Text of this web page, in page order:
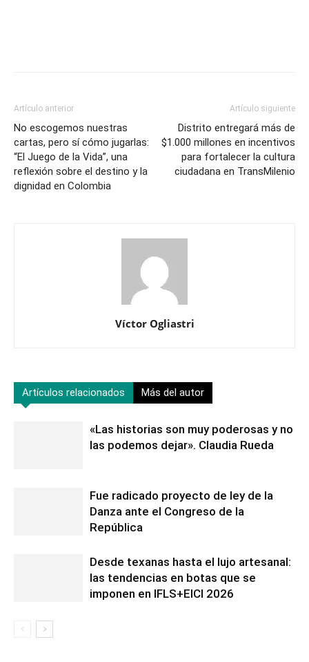
Artículo anterior
No escogemos nuestras
cartas, pero sí cómo jugarlas:
“El Juego de la Vida”, una
reflexión sobre el destino y la
dignidad en Colombia
Artículo siguiente
Distrito entregará más de
$1.000 millones en incentivos
para fortalecer la cultura
ciudadana en TransMilenio
Víctor Ogliastri
Artículos relacionados Más del autor
«Las historias son muy poderosas y no
las podemos dejar». Claudia Rueda
Fue radicado proyecto de ley de la
Danza ante el Congreso de la
República
Desde texanas hasta el lujo artesanal:
las tendencias en botas que se
imponen en IFLS+EICI 2026